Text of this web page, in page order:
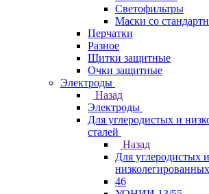
Светофильтры
Маски со
Перчатки
Разное
Щитки защитные
Очки защитные
Электроды
Назад
Электроды
Для углеродистых и
сталей
Назад
Для углеродистых и
46